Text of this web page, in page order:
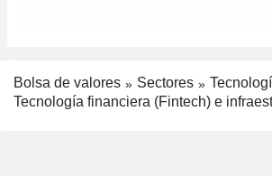
Bolsa de valores Sectores
Tecnología financiera (Fintech) e